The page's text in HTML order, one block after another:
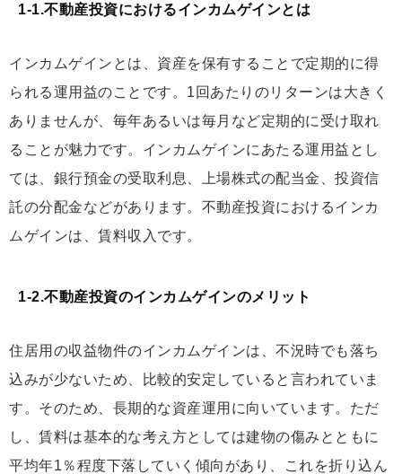
1-1.不動産投資におけるインカムゲインとは
インカムゲインとは、資産を保有することで定期的に得
られる運用益のことです。1回あたりのリターンは大きく
ありませんが、毎年あるいは毎月など定期的に受け取れ
ることが魅力です。インカムゲインにあたる運用益とし
ては、銀行預金の受取利息、上場株式の配当金、投資信
託の分配金などがあります。不動産投資におけるインカ
ムゲインは、賃料収入です。
1-2.不動産投資のインカムゲインのメリット
住居用の収益物件のインカムゲインは、不況時でも落ち
込みが少ないため、比較的安定していると言われていま
す。そのため、長期的な資産運用に向いています。ただ
し、賃料は基本的な考え方としては建物の傷みとともに
平均年1％程度下落していく傾向があり、これを折り込ん